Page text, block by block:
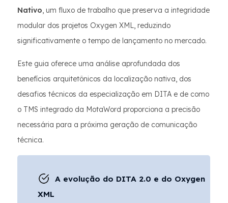
Nativo, um fluxo de trabalho que preserva a integridade
modular dos projetos Oxygen XML, reduzindo
significativamente o tempo de lançamento no mercado.
Este guia oferece uma análise aprofundada dos
benefícios arquitetônicos da localização nativa, dos
desafios técnicos da especialização em DITA e de como
o TMS integrado da MotaWord proporciona a precisão
necessária para a próxima geração de comunicação
técnica.
A evolução do DITA 2.0 e do Oxygen
XML